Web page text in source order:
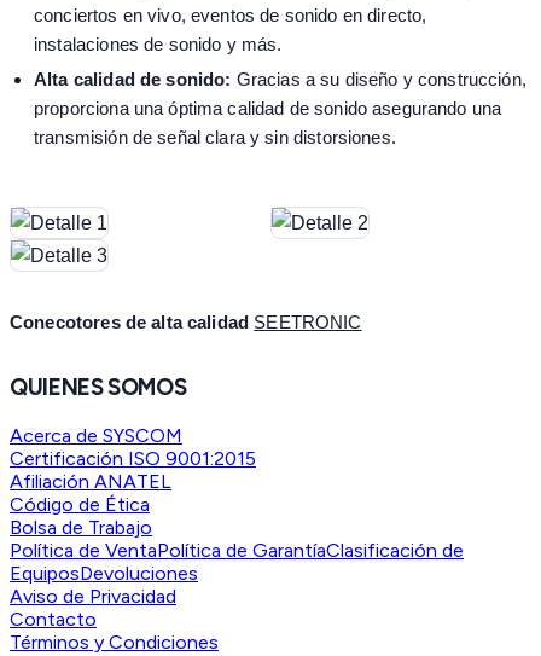
conciertos en vivo, eventos de sonido en directo,
instalaciones de sonido y más.
Alta calidad de sonido: Gracias a su diseño y construcción,
proporciona una óptima calidad de sonido asegurando una
transmisión de señal clara y sin distorsiones.
Conecotores de alta calidad SEETRONIC
QUIENES SOMOS
Acerca de SYSCOM
Certificación ISO 9001:2015
Afiliación ANATEL
Código de Ética
Bolsa de Trabajo
Política de VentaPolítica de GarantíaClasificación de
EquiposDevoluciones
Aviso de Privacidad
Contacto
Términos y Condiciones